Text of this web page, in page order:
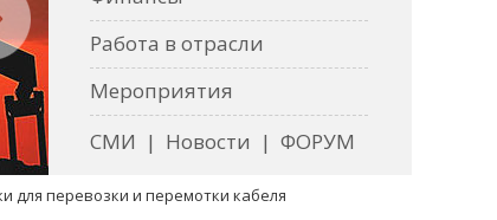
Работа в отрасли
Мероприятия
СМИ | Новости | ФОРУМ
для перевозки и перемотки кабеля